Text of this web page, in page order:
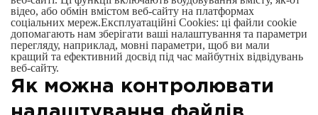
відео, або обмін вмістом веб-сайту на платформах
соціальних мереж.Експлуатаційні Cookies: ці файли cookie
допомагають нам зберігати ваші налаштування та параметри
перегляду, наприклад, мовні параметри, щоб ви мали
кращий та ефективний досвід під час майбутніх відвідувань
веб-сайту.
Як можна контролювати